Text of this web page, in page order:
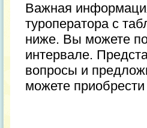
Важная
туроператора с
ниже. Вы можете
интервале.
вопросы и
можете